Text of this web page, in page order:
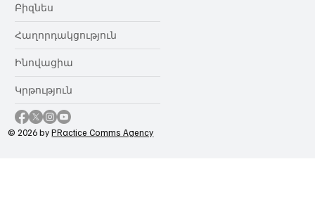
Բիզնես
Հաղորդակցություն
Ինովացիա
Կրթություն
© 2026 byPRactice Comms Agency